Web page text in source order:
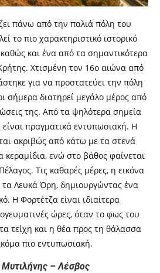
πάνω από την παλιά πόλη του
το πιο χαρακτηριστικό ιστορικό
και ένα από τα σημαντικότερα
Χτισμένη τον 16ο αιώνα από
για να προστατεύει την πόλη
σήμερα διατηρεί μεγάλο μέρος από
της. Από τα ψηλότερα σημεία
πραγματικά εντυπωσιακή. Η
ακριβώς από κάτω με τα στενά
κεραμίδια, ενώ στο βάθος φαίνεται
Τις καθαρές μέρες, η εικόνα
Λευκά Όρη, δημιουργώντας ένα
Η Φορτέτζα είναι ιδιαίτερα
ώρες, όταν το φως του
τείχη και η θέα προς τη θάλασσα
πιο εντυπωσιακή.
– Λέσβος